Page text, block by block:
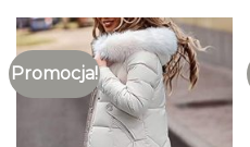
Promocja!